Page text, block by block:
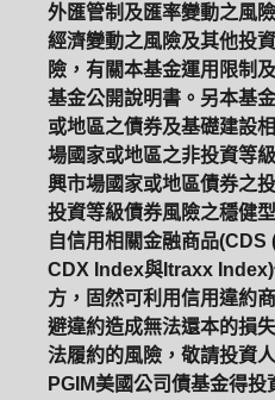
外匯管制及匯率變動之風
經濟變動之風險及其他投
險，有關本基金運用限制
基金公開說明書。另本基
或地區之債券及基礎建設
場國家或地區之非投資等
興市場國家或地區債券之
投資等級債券風險之穩健
自信用相關金融商品
CDX Index與Itraxx
方，固然可利用信用違約
避違約造成無法還本的損
法履約的風險，敬請投資
PGIM美國公司債基金得